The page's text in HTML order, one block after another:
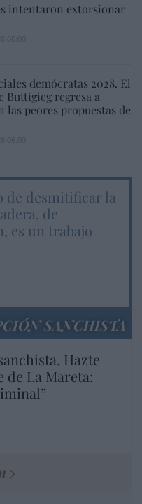
intentaron extorsionar
demócratas 2028. El
Buttigieg regresa a
las peores propuestas de
de desmitificar la
de
es un trabajo
SANCHISTA
Hazte
de La Mareta: